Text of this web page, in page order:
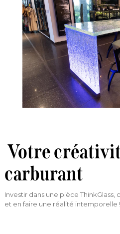
Votre
carburant
Investir dans une pièce
et en faire une réalité intemporelle !